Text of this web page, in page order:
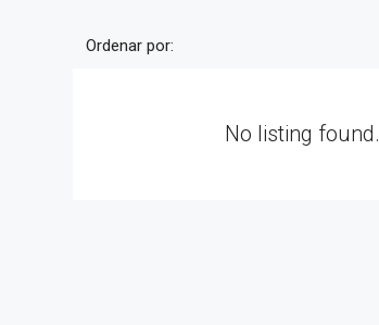
Ordenar por:
No listing found.